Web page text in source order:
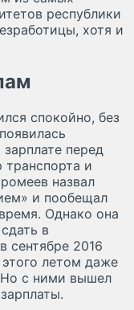
республики
хотя и
спокойно, без
перед
и
назвал
и пообещал
Однако она
в
сентябре 2016
летом даже
Но с ними вышел